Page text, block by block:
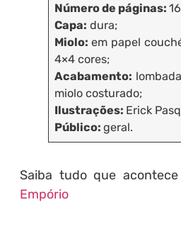
Número de páginas:
Capa: dura;
Miolo: em papel
4×4 cores;
Acabamento:
miolo costurado;
Ilustrações: Erick
Público: geral.
Saiba tudo que
Empório